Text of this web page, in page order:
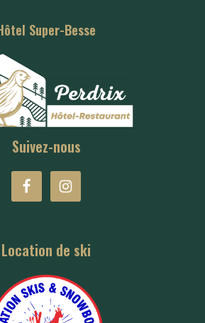
Super-Besse
Suivez-nous
Location de ski